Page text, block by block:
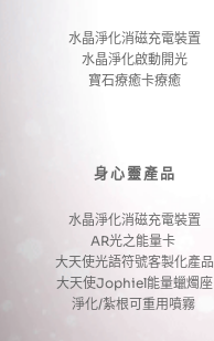
水晶淨化消磁充電裝置
水晶淨化啟動開光
寶石療癒卡療癒
身心靈產品
水晶淨化消磁充電裝置
AR光之能量卡
大天使光語符號客製化產品
大天使Jophiel能量蠟燭座
淨化/紮根可重用噴霧